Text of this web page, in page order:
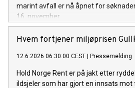
marint avfall er nå åpnet for
16. november.
Hvem fortjener miljøprisen
12.6.2026 06:30:00 CEST | Pressemelding
Hold Norge Rent er på jakt etter
ildsjeler som har gjort en innsats mot